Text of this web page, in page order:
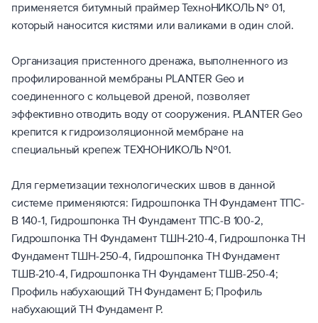
применяется битумный праймер ТехноНИКОЛЬ № 01,
который наносится кистями или валиками в один слой.
Организация пристенного дренажа, выполненного из
профилированной мембраны PLANTER Geo и
соединенного с кольцевой дреной, позволяет
эффективно отводить воду от сооружения. PLANTER Geo
крепится к гидроизоляционной мембране на
специальный крепеж ТЕХНОНИКОЛЬ №01.
Для герметизации технологических швов в данной
системе применяются: Гидрошпонка ТН Фундамент ТПС-
В 140-1, Гидрошпонка ТН Фундамент ТПС-В 100-2,
Гидрошпонка ТН Фундамент ТШН-210-4, Гидрошпонка ТН
Фундамент ТШН-250-4, Гидрошпонка ТН Фундамент
ТШВ-210-4, Гидрошпонка ТН Фундамент ТШВ-250-4;
Профиль набухающий ТН Фундамент Б; Профиль
набухающий ТН Фундамент Р.